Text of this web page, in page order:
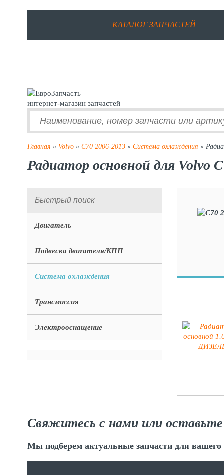
КАТАЛОГ ЗАПЧАСТЕЙ
интернет-магазин запчастей
Главная » Volvo » C70 2006-2013 » Система охлаждения »
Радиатор основной для Volvo
Двигатель
Подвеска двигателя/КПП
Система охлаждения
Трансмиссия
Электрооснащение
Свяжитесь с нами или оставьте
Мы подберем актуальные запчасти для вашего